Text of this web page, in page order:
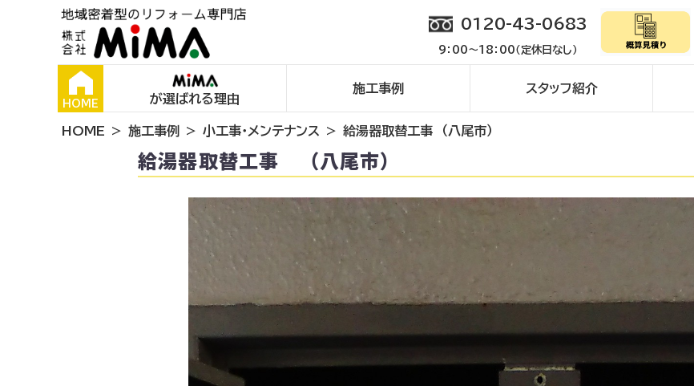
0120-43-0683
9：00～18：00（定休日なし）
HOME が選ばれる理由
施工事例 スタッフ紹介
HOME 施工事例 小工事・メンテナンス 給湯器取替工事 （八尾市）
給湯器取替工事 （八尾市）